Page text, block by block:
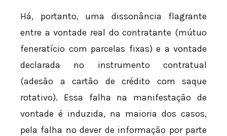
Há, portanto, uma dissonância flagrante
entre a vontade real do contratante (mútuo
feneratício com parcelas fixas) e a vontade
declarada no instrumento contratual
(adesão a cartão de crédito com saque
rotativo). Essa falha na manifestação de
vontade é induzida, na maioria dos casos,
pela falha no dever de informação por parte